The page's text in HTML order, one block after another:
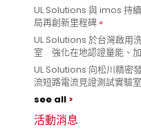
UL Solutions 與 imos 持
局再創新里程碑
UL Solutions 於台灣啟用
室 強化在地認證量能、
UL Solutions 向松川精密
流短路電流見證測試實驗
see all
活動消息